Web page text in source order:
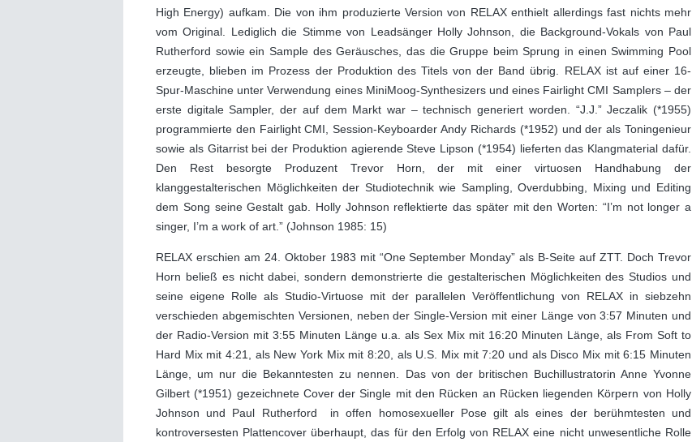
High Energy) aufkam. Die von ihm produzierte Version von RELAX enthielt allerdings fast nichts mehr
vom Original. Lediglich die Stimme von Leadsänger Holly Johnson, die Background-Vokals von Paul
Rutherford sowie ein Sample des Geräusches, das die Gruppe beim Sprung in einen Swimming Pool
erzeugte, blieben im Prozess der Produktion des Titels von der Band übrig. RELAX ist auf einer 16-
Spur-Maschine unter Verwendung eines MiniMoog-Synthesizers und eines Fairlight CMI Samplers – der
erste digitale Sampler, der auf dem Markt war – technisch generiert worden. “J.J.” Jeczalik (*1955)
programmierte den Fairlight CMI, Session-Keyboarder Andy Richards (*1952) und der als Toningenieur
sowie als Gitarrist bei der Produktion agierende Steve Lipson (*1954) lieferten das Klangmaterial dafür.
Den Rest besorgte Produzent Trevor Horn, der mit einer virtuosen Handhabung der
klanggestalterischen Möglichkeiten der Studiotechnik wie Sampling, Overdubbing, Mixing und Editing
dem Song seine Gestalt gab. Holly Johnson reflektierte das später mit den Worten: “I’m not longer a
singer, I’m a work of art.” (Johnson 1985: 15)
RELAX erschien am 24. Oktober 1983 mit “One September Monday” als B-Seite auf ZTT. Doch Trevor
Horn beließ es nicht dabei, sondern demonstrierte die gestalterischen Möglichkeiten des Studios und
seine eigene Rolle als Studio-Virtuose mit der parallelen Veröffentlichung von RELAX in siebzehn
verschieden abgemischten Versionen, neben der Single-Version mit einer Länge von 3:57 Minuten und
der Radio-Version mit 3:55 Minuten Länge u.a. als Sex Mix mit 16:20 Minuten Länge, als From Soft to
Hard Mix mit 4:21, als New York Mix mit 8:20, als U.S. Mix mit 7:20 und als Disco Mix mit 6:15 Minuten
Länge, um nur die Bekanntesten zu nennen. Das von der britischen Buchillustratorin Anne Yvonne
Gilbert (*1951) gezeichnete Cover der Single mit den Rücken an Rücken liegenden Körpern von Holly
Johnson und Paul Rutherford in offen homosexueller Pose gilt als eines der berühmtesten und
kontroversesten Plattencover überhaupt, das für den Erfolg von RELAX eine nicht unwesentliche Rolle